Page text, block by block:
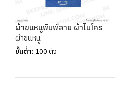
ผ้าขนหนูพิมพ์ลาย ผ้าไมโคร
ผ้าขนหนู
ขั้นต่ำ: 100 ตัว